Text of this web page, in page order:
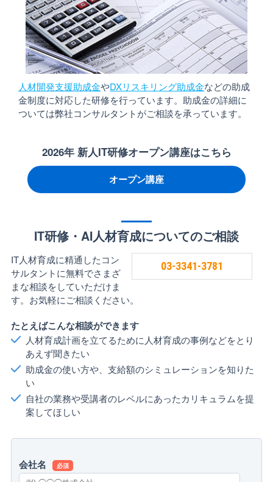
人材開発支援助成金やDXリスキリング助成金などの助成
金制度に対応した研修を行っています。助成金の詳細に
ついては弊社コンサルタントがご相談を承っています。
2026年 新人IT研修オープン講座はこちら
オープン講座
IT研修・AI人材育成についてのご相談
03-3341-3781
IT人材育成に精通したコン
サルタントに無料でさまざ
まな相談をしていただけま
す。お気軽にご相談ください。
たとえばこんな相談ができます
人材育成計画を立てるために人材育成の事例などをとり
あえず聞きたい
助成金の使い方や、支給額のシミュレーションを知りた
い
自社の業務や受講者のレベルにあったカリキュラムを提
案してほしい
会社名 必須